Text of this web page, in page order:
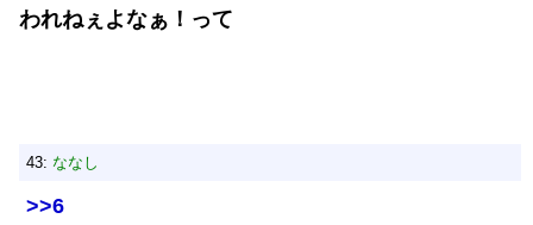
われねぇよなぁ！って
43: ななし
>>6